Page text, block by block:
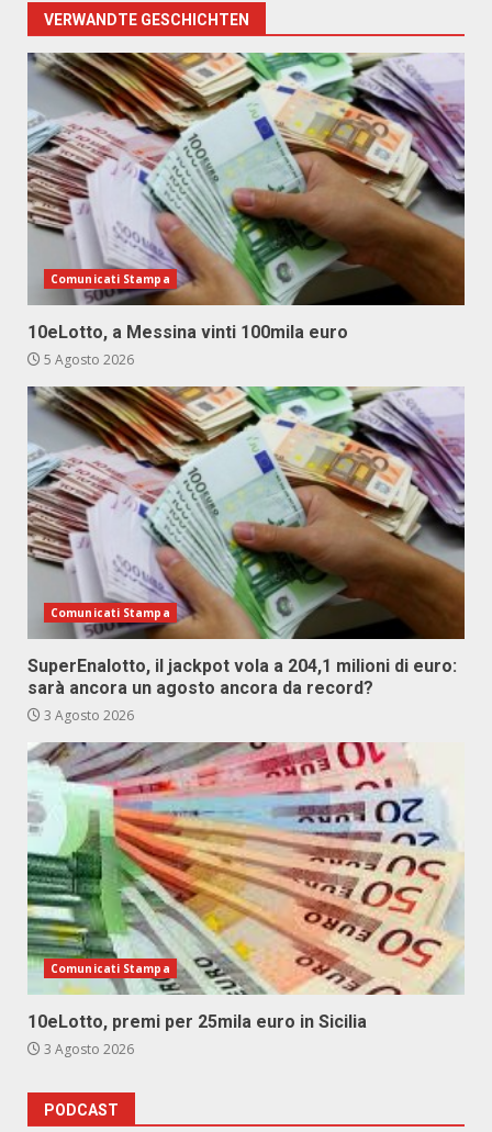
VERWANDTE GESCHICHTEN
Comunicati Stampa
10eLotto, a Messina vinti 100mila euro
5 Agosto 2026
Comunicati Stampa
SuperEnalotto, il jackpot vola a 204,1 milioni di euro:
sarà ancora un agosto ancora da record?
3 Agosto 2026
Comunicati Stampa
10eLotto, premi per 25mila euro in Sicilia
3 Agosto 2026
PODCAST